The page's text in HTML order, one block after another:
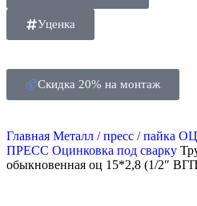
Уценка
Скидка 20% на монтаж
Главная Металл / пресс / пайка
ПРЕСС Оцинковка под сварку
обыкновенная оц 15*2,8 (1/2″